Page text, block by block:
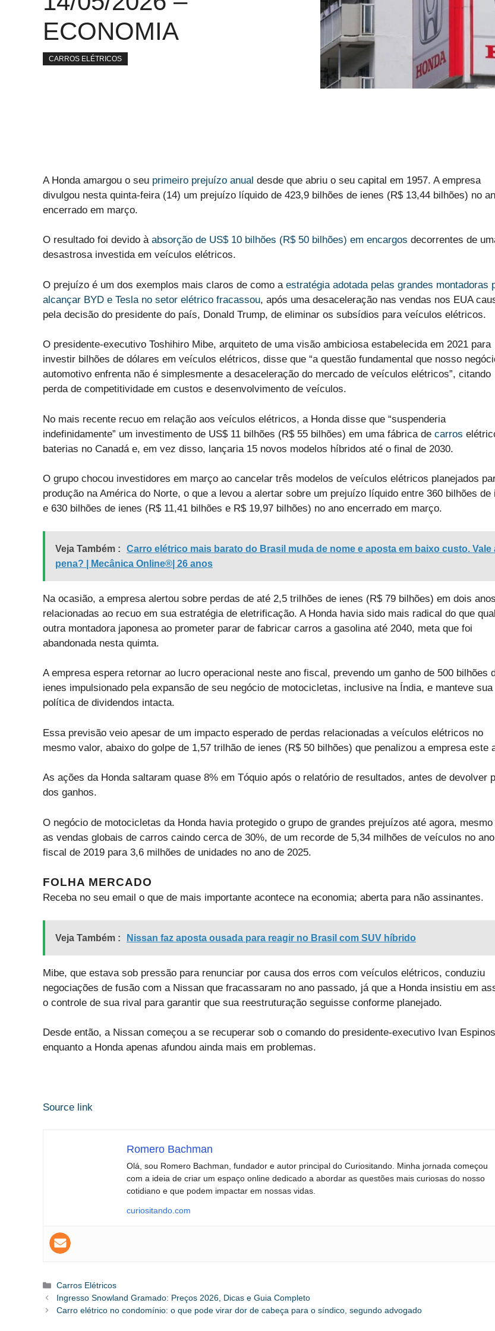
ECONOMIA
CARROS ELÉTRICOS
A Honda amargou o seu primeiro prejuízo anual desde que abriu o seu capital em 1957. A empresa
divulgou nesta quinta-feira (14) um prejuízo líquido de 423,9 bilhões de ienes (R$ 13,44 bilhões) no
encerrado em março.
O resultado foi devido à absorção de US$ 10 bilhões (R$ 50 bilhões) em encargos decorrentes de
desastrosa investida em veículos elétricos.
O prejuízo é um dos exemplos mais claros de como a estratégia adotada pelas grandes montadoras
alcançar BYD e Tesla no setor elétrico fracassou, após uma desaceleração nas vendas nos EUA
pela decisão do presidente do país, Donald Trump, de eliminar os subsídios para veículos elétricos.
O presidente-executivo Toshihiro Mibe, arquiteto de uma visão ambiciosa estabelecida em 2021 para
investir bilhões de dólares em veículos elétricos, disse que “a questão fundamental que nosso
automotivo enfrenta não é simplesmente a desaceleração do mercado de veículos elétricos”, citando
perda de competitividade em custos e desenvolvimento de veículos.
No mais recente recuo em relação aos veículos elétricos, a Honda disse que “suspenderia
indefinidamente” um investimento de US$ 11 bilhões (R$ 55 bilhões) em uma fábrica de carros
baterias no Canadá e, em vez disso, lançaria 15 novos modelos híbridos até o final de 2030.
O grupo chocou investidores em março ao cancelar três modelos de veículos elétricos planejados
produção na América do Norte, o que a levou a alertar sobre um prejuízo líquido entre 360 bilhões de
e 630 bilhões de ienes (R$ 11,41 bilhões e R$ 19,97 bilhões) no ano encerrado em março.
Veja Também :
Carro elétrico mais barato do Brasil muda de nome e aposta em baixo custo. Vale
pena? | Mecânica Online®| 26 anos
Na ocasião, a empresa alertou sobre perdas de até 2,5 trilhões de ienes (R$ 79 bilhões) em dois anos
relacionadas ao recuo em sua estratégia de eletrificação. A Honda havia sido mais radical do que
outra montadora japonesa ao prometer parar de fabricar carros a gasolina até 2040, meta que foi
abandonada nesta quimta.
A empresa espera retornar ao lucro operacional neste ano fiscal, prevendo um ganho de 500 bilhões
ienes impulsionado pela expansão de seu negócio de motocicletas, inclusive na Índia, e manteve sua
política de dividendos intacta.
Essa previsão veio apesar de um impacto esperado de perdas relacionadas a veículos elétricos no
mesmo valor, abaixo do golpe de 1,57 trilhão de ienes (R$ 50 bilhões) que penalizou a empresa este
As ações da Honda saltaram quase 8% em Tóquio após o relatório de resultados, antes de devolver
dos ganhos.
O negócio de motocicletas da Honda havia protegido o grupo de grandes prejuízos até agora, mesmo
as vendas globais de carros caindo cerca de 30%, de um recorde de 5,34 milhões de veículos no ano
fiscal de 2019 para 3,6 milhões de unidades no ano de 2025.
FOLHA MERCADO
Receba no seu email o que de mais importante acontece na economia; aberta para não assinantes.
Veja Também : Nissan faz aposta ousada para reagir no Brasil com SUV híbrido
Mibe, que estava sob pressão para renunciar por causa dos erros com veículos elétricos, conduziu
negociações de fusão com a Nissan que fracassaram no ano passado, já que a Honda insistiu em
o controle de sua rival para garantir que sua reestruturação seguisse conforme planejado.
Desde então, a Nissan começou a se recuperar sob o comando do presidente-executivo Ivan
enquanto a Honda apenas afundou ainda mais em problemas.
Source link
Romero Bachman
Olá, sou Romero Bachman, fundador e autor principal do Curiositando. Minha jornada começou
com a ideia de criar um espaço online dedicado a abordar as questões mais curiosas do nosso
cotidiano e que podem impactar em nossas vidas.
curiositando.com
Categorias
Carros Elétricos
Ingresso Snowland Gramado: Preços 2026, Dicas e Guia Completo
Carro elétrico no condomínio: o que pode virar dor de cabeça para o síndico, segundo advogado